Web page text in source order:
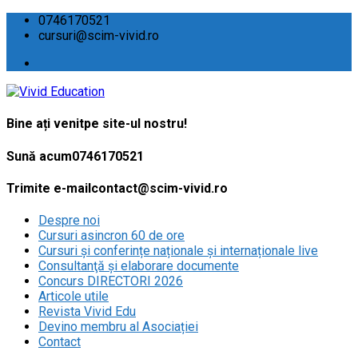
0746170521
cursuri@scim-vivid.ro
Bine ați venitpe site-ul nostru!
Sună acum0746170521
Trimite e-mailcontact@scim-vivid.ro
Despre noi
Cursuri asincron 60 de ore
Cursuri și conferințe naționale și internaționale live
Consultanţă și elaborare documente
Concurs DIRECTORI 2026
Articole utile
Revista Vivid Edu
Devino membru al Asociației
Contact